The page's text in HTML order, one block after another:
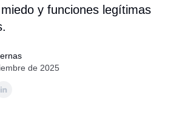
y funciones legítimas
de 2025